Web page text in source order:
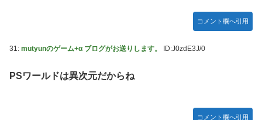
コメント欄へ引用
31: mutyunのゲーム+α ブログがお送りします。 ID:J0zdE3J/0
PSワールドは異次元だからね
コメント欄へ引用